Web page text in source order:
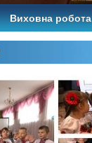
Виховна робота